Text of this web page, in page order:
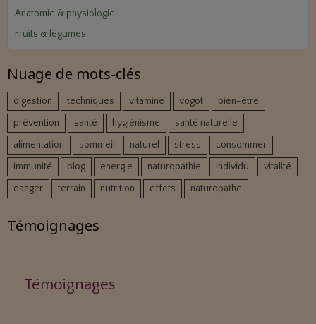
Anatomie & physiologie
Fruits & légumes
Nuage de mots-clés
digestion techniques vitamine vogot
bien-être
prévention
santé hygiénisme
santé naturelle
alimentation
sommeil naturel stress
consommer
immunité
blog energie naturopathie individu
vitalité
danger
terrain nutrition effets naturopathe
Témoignages
Témoignages